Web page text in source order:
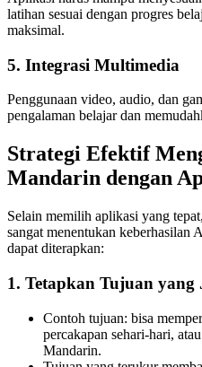
latihan sesuai dengan progres
maksimal.
5. Integrasi Multimedia
Penggunaan video, audio, dan
pengalaman belajar dan
Strategi Efektif
Mandarin dengan
Selain memilih aplikasi yang
sangat menentukan keberhasilan
dapat diterapkan:
1. Tetapkan Tujuan yang
Contoh tujuan: bisa
percakapan sehari-hari,
Mandarin.